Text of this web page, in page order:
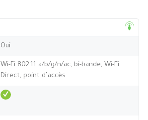
Oui
Wi-Fi 802.11 a/b/g/n/ac, bi-bande, Wi-Fi
Direct, point d’accès